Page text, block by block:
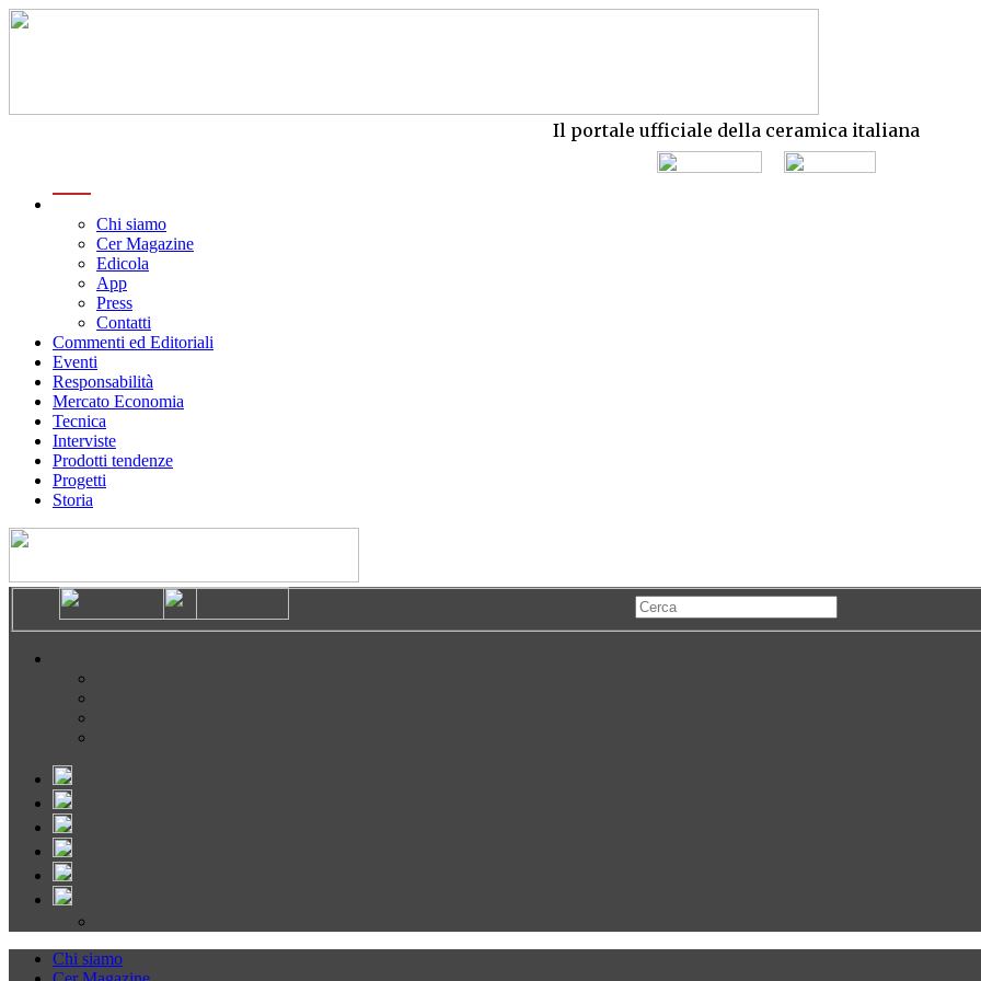
Il portale ufficiale della ceramica italiana
Chi siamo
Cer Magazine
Edicola
App
Press
Contatti
Commenti ed Editoriali
Eventi
Responsabilità
Mercato Economia
Tecnica
Interviste
Prodotti tendenze
Progetti
Storia
Chi siamo